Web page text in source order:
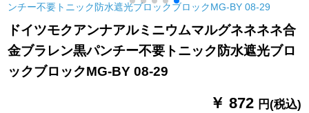
します。カータース
タッドは幅が1.5*2(短
いしてもいいです。)
面の魔青フーは星で
す。
取ります。
グリルは厚手版が必
要です。
ドイツモクアンナアルミニウムマルグネネネネ合
金ブラレン黒パンチー不要トニック防水遮光ブロ
ックブロックMG-BY 08-29
￥ 872 円(税込)